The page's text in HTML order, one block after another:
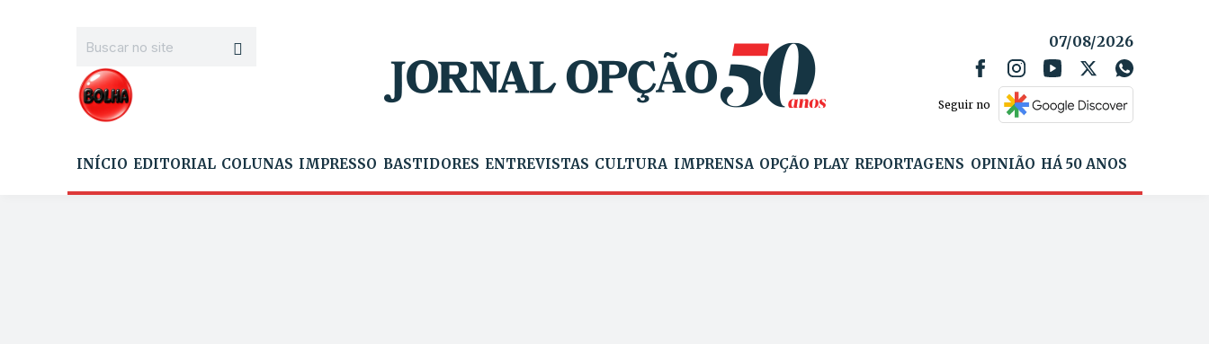
07/08/2026
Seguir no
INÍCIO EDITORIAL COLUNAS IMPRESSO BASTIDORES ENTREVISTAS CULTURA IMPRENSA OPÇÃO PLAY REPORTAGENS OPINIÃO HÁ 50 ANOS